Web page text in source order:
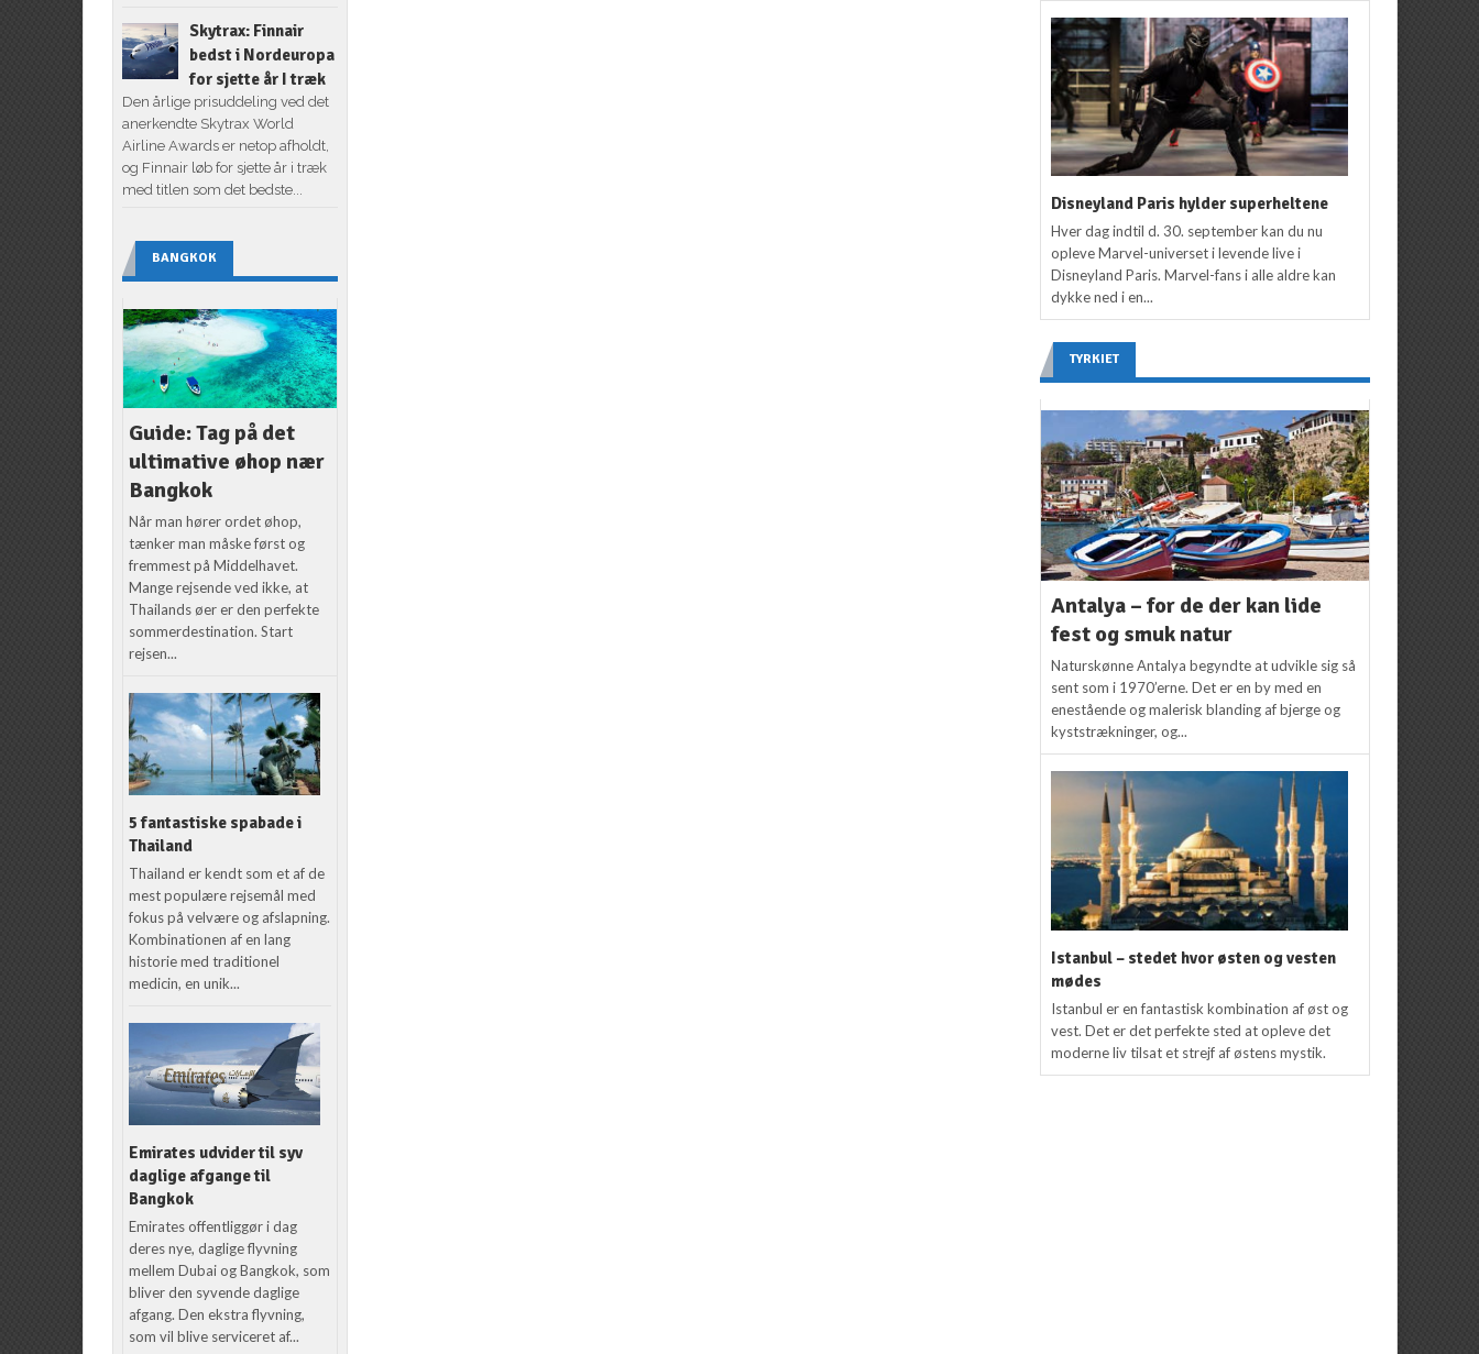
Skytrax: Finnair
bedst i Nordeuropa
for sjette år I træk
Den årlige prisuddeling ved det
anerkendte Skytrax World
Airline Awards er netop afholdt,
og Finnair løb for sjette år i træk
med titlen som det bedste...
BANGKOK
Guide: Tag på det
ultimative øhop nær
Bangkok
Når man hører ordet øhop,
tænker man måske først og
fremmest på Middelhavet.
Mange rejsende ved ikke, at
Thailands øer er den perfekte
sommerdestination. Start
rejsen...
5 fantastiske spabade i
Thailand
Thailand er kendt som et af de
mest populære rejsemål med
fokus på velvære og afslapning.
Kombinationen af en lang
historie med traditionel
medicin, en unik...
Emirates udvider til syv
daglige afgange til
Bangkok
Emirates offentliggør i dag
deres nye, daglige flyvning
mellem Dubai og Bangkok, som
bliver den syvende daglige
afgang. Den ekstra flyvning,
som vil blive serviceret af...
Disneyland Paris hylder superheltene
Hver dag indtil d. 30. september kan du nu
opleve Marvel-universet i levende live i
Disneyland Paris. Marvel-fans i alle aldre kan
dykke ned i en...
TYRKIET
Antalya – for de der kan lide
fest og smuk natur
Naturskønne Antalya begyndte at udvikle sig så
sent som i 1970’erne. Det er en by med en
enestående og malerisk blanding af bjerge og
kyststrækninger, og...
Istanbul – stedet hvor østen og vesten
mødes
Istanbul er en fantastisk kombination af øst og
vest. Det er det perfekte sted at opleve det
moderne liv tilsat et strejf af østens mystik.